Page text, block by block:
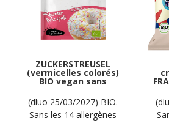
ZUCKERSTREUSEL
(vermicelles colorés)
BIO vegan sans
allergènes AGAVA : 70
grammes
(dluo 25/03/2027) BIO.
Sans les 14 allergènes